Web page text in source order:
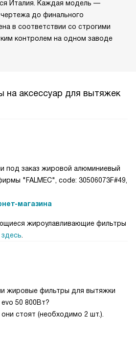
Италия. Каждая модель —
до финального
в соответствии со строгими
контролем на одном заводе
на аксессуар для вытяжек
под заказ жировой алюминиевый
"FALMEC", code: 30506073F#49,
магазина
жироулавливающие фильтры
здесь
жировые фильтры для вытяжки
50 800Вт?
стоят (необходимо 2 шт.).